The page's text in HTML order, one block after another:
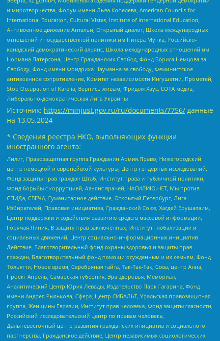
и миротворчества, Форум имени Льва Копелева, American Councils for
International Education, Cultural Vistas, Institute of International Education,
Антивоенное движение Антальи, Открытый диалог, Школа международных
отношений и государственной политики им Питера Мунка, Российско-
канадский демократический альянс, Школа международных отношений им
Нормана Патерсона, Центр Гражданских Свобод, Фонд Бориса Немцова за
Свободу, Фонд имени Фридриха Науманна за свободу, Феминистское
антивоенное сопротивление, Комитет независимости Ингушетии, Прометей,
Stop Occupation of Karelia, Вернись живым, Фридом Хаус, СОТА медиа,
Либерально-демократическая Лига Украины
Источник: https://minjust.gov.ru/ru/documents/7756/ данные
на 13.05.2024
* Сведения реестра НКО, выполняющих функции
иностранного агента:
Лилит, Правозащитная группа Гражданин.Армия.Право, Нижегородский
центр немецкой и европейской культуры, Центр гендерных исследований,
Фонд защиты прав граждан Штаб, Институт права и публичной политики,
Фонд борьбы с коррупцией, Альянс врачей, НАСИЛИЮ.НЕТ, Мы против
СПИДа, СВЕЧА, Гуманитарное действие, Открытый Петербург, Лига
Избирателей, Правовая инициатива, Гражданский Союз, Хасдей Ерушалаим,
Центр поддержки и содействия развитию средств массовой информации,
Горячая Линия, В защиту прав заключенных, Институт глобализации и
социальных движений, Центр социально-информационных инициатив
Действие, Благотворительный фонд охраны здоровья и защиты прав
граждан, Благотворительный фонд помощи осужденным и их семьям, Фонд
Тольятти, Новое время, Серебряная тайга, Так-Так-Так, Сова, центр Анна,
Проект Апрель, Самарская губерния, Эра здоровья, Мемориал,
Аналитический Центр Юрия Левады, Издательство Парк Гагарина, Фонд
имени Андрея Рылькова, Сфера, Центр СИБАЛЬТ, Уральская правозащитная
группа, Женщины Евразии, Институт прав человека, Фонд защиты гласности,
Российский исследовательский центр по правам человека,
Дальневосточный центр развития гражданских инициатив и социального
партнерства, Гражданское действие, Центр независимых социологических